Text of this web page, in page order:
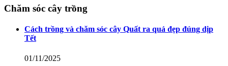
Chăm sóc cây trồng
Cách trồng và chăm sóc cây Quất ra quả đẹp đúng dịp
Tết
01/11/2025